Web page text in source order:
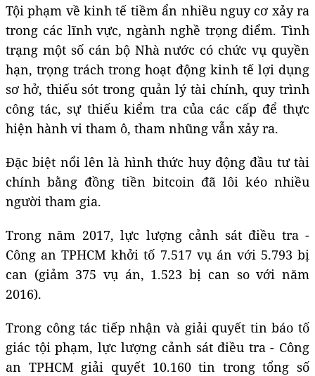
Tội phạm về kinh tế tiềm ẩn nhiều nguy cơ xảy ra
trong các lĩnh vực, ngành nghề trọng điểm. Tình
trạng một số cán bộ Nhà nước có chức vụ quyền
hạn, trọng trách trong hoạt động kinh tế lợi dụng
sơ hở, thiếu sót trong quản lý tài chính, quy trình
công tác, sự thiếu kiểm tra của các cấp để thực
hiện hành vi tham ô, tham nhũng vẫn xảy ra.
Đặc biệt nổi lên là hình thức huy động đầu tư tài
chính bằng đồng tiền bitcoin đã lôi kéo nhiều
người tham gia.
Trong năm 2017, lực lượng cảnh sát điều tra -
Công an TPHCM khởi tố 7.517 vụ án với 5.793 bị
can (giảm 375 vụ án, 1.523 bị can so với năm
2016).
Trong công tác tiếp nhận và giải quyết tin báo tố
giác tội phạm, lực lượng cảnh sát điều tra - Công
an TPHCM giải quyết 10.160 tin trong tổng số